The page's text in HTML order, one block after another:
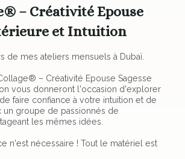
– Créativité Epouse
et Intuition
de mes ateliers mensuels à Dubaï.
– Créativité Epouse Sagesse
vous donneront l'occasion d'explorer
faire confiance à votre intuition et de
un groupe de passionnés de
les mêmes idées.
n'est nécessaire ! Tout le matériel est